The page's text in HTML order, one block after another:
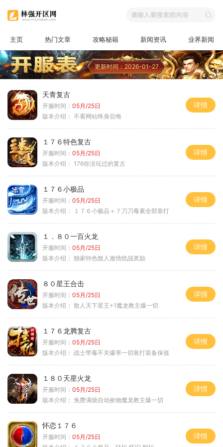
主页 热门文章 攻略秘籍 新闻资讯 业界新闻
更新时间：2026-01-27
天青复古
开服时间： 05月/25日
版本介绍： 不看网站终身后悔
详情
１７６特色复古
开服时间： 05月/25日
版本介绍： 176你没玩过的复古
详情
１７６小极品
开服时间： 05月/25日
版本介绍：
１７６小极品＋７刀刀毒素全部靠打
详情
１．８０一百火龙
开服时间： 05月/25日
版本介绍： 独家特色散人激情统战奖励
详情
８０星王合击
开服时间： 05月/25日
版本介绍： 散人天下星王+1魔龙教主爆一切
详情
１７６龙腾复古
开服时间： 05月/25日
版本介绍： 战士带毒不关爆率一切靠打装备保值
详情
１８０天星火龙
开服时间： 05月/25日
版本介绍： 免费满级自动捡物魔龙教主爆一切
详情
怀恋１７６
开服时间： 05月/25日
详情